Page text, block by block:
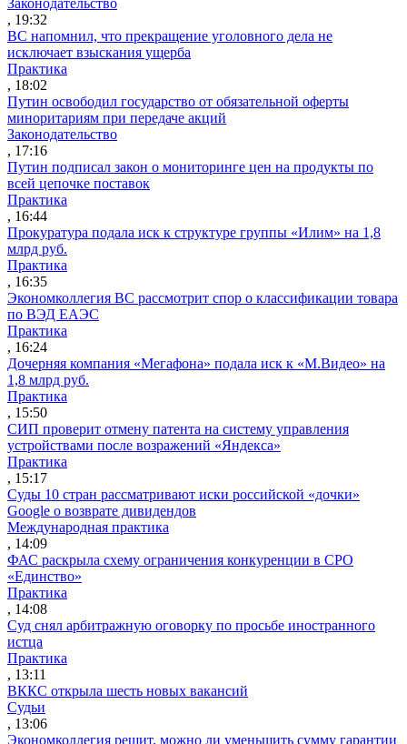
, 19:32
ВС напомнил, что прекращение уголовного дела не
исключает взыскания ущерба
Практика
, 18:02
Путин освободил государство от обязательной оферты
миноритариям при передаче акций
Законодательство
, 17:16
Путин подписал закон о мониторинге цен на продукты по
всей цепочке поставок
Практика
, 16:44
Прокуратура подала иск к структуре группы «Илим» на 1,8
млрд руб.
Практика
, 16:35
Экономколлегия ВС рассмотрит спор о классификации товара
по ВЭД ЕАЭС
Практика
, 16:24
Дочерняя компания «Мегафона» подала иск к «М.Видео» на
1,8 млрд руб.
Практика
, 15:50
СИП проверит отмену патента на систему управления
устройствами после возражений «Яндекса»
Практика
, 15:17
Суды 10 стран рассматривают иски российской «дочки»
Google о возврате дивидендов
Международная практика
, 14:09
ФАС раскрыла схему ограничения конкуренции в СРО
«Единство»
Практика
, 14:08
Суд снял арбитражную оговорку по просьбе иностранного
истца
Практика
, 13:11
ВККС открыла шесть новых вакансий
Судьи
, 13:06
Экономколлегия решит, можно ли уменьшить сумму гарантии